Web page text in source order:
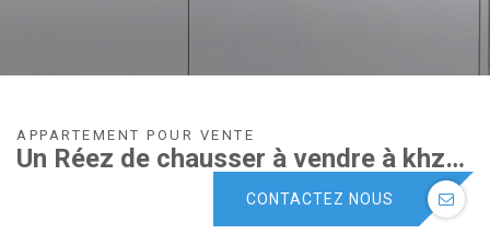
APPARTEMENT POUR VENTE
Un Réez de chausser à vendre à khzema
CONTACTEZ NOUS